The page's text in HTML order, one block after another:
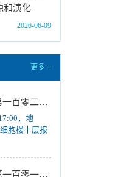
学生夏令
士学位研
考“申请-考
考“申请-考
考“申请-考
和演化
2026-06-09
更多 +
IOZ FRIDAY SEMINAR 第一百零二期：生物3D打印：从结构制造到功能编程
，地
胞楼十层报
IOZ FRIDAY SEMINAR 第一百零一期：DNA损伤修复：从表观遗传调控到神经毒性（王东鹏）；Exploring the RNA World with Cryo-EM（张凯铭）